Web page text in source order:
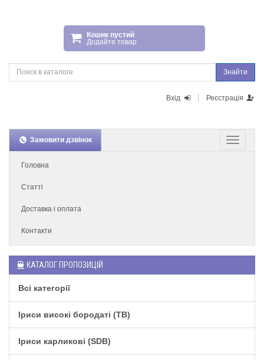
Кошик пустий
Додайте товар
Знайти
Вхід Реєстрація
Замовити дзвінок
Головна
Статті
Доставка і оплата
Контакти
КАТАЛОГ ПРОПОЗИЦІЙ
Всі категорії
Іриси високі бородаті (TB)
Іриси карликові (SDB)